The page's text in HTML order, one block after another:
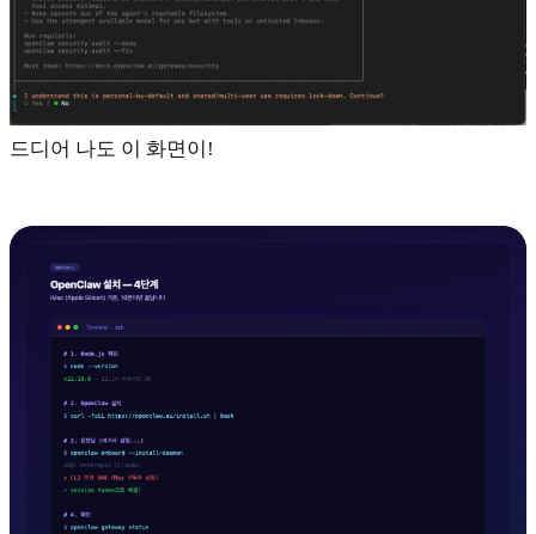
드디어 나도 이 화면이!